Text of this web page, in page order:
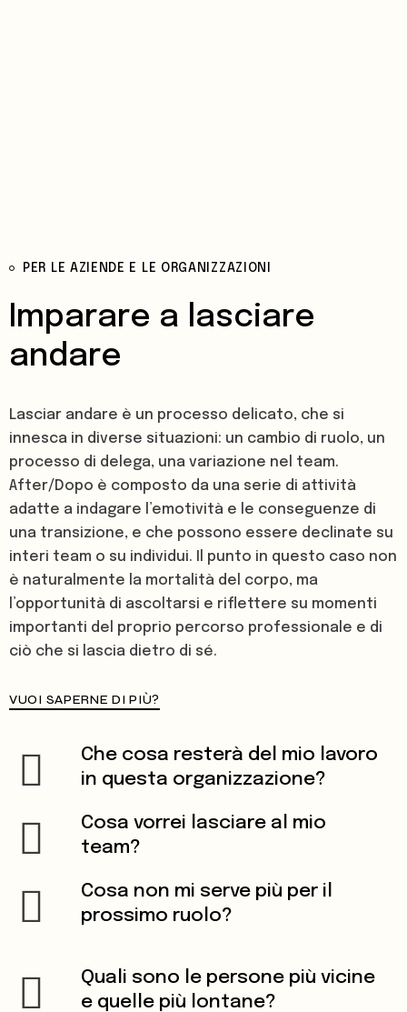
PER LE AZIENDE E LE ORGANIZZAZIONI
Imparare a lasciare
andare
Lasciar andare è un processo delicato, che si
innesca in diverse situazioni: un cambio di ruolo, un
processo di delega, una variazione nel team.
After/Dopo è composto da una serie di attività
adatte a indagare l’emotività e le conseguenze di
una transizione, e che possono essere declinate su
interi team o su individui. Il punto in questo caso non
è naturalmente la mortalità del corpo, ma
l’opportunità di ascoltarsi e riflettere su momenti
importanti del proprio percorso professionale e di
ciò che si lascia dietro di sé.
VUOI SAPERNE DI PIÙ?
Che cosa resterà del mio lavoro
in questa organizzazione?
Cosa vorrei lasciare al mio
team?
Cosa non mi serve più per il
prossimo ruolo?
Quali sono le persone più vicine
e quelle più lontane?